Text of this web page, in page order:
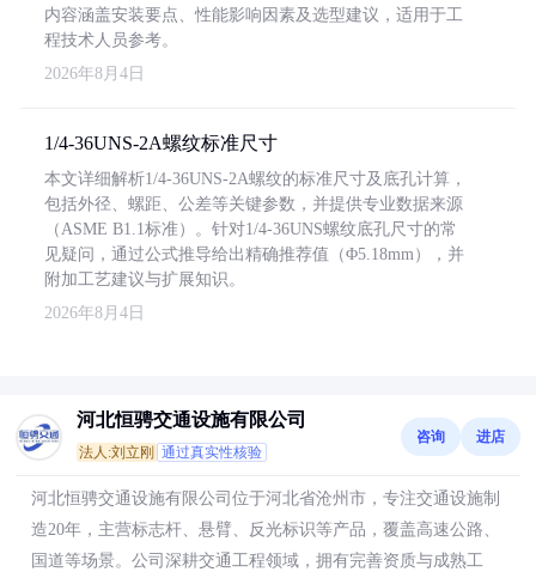
内容涵盖安装要点、性能影响因素及选型建议，适用于工
程技术人员参考。
2026年8月4日
1/4-36UNS-2A螺纹标准尺寸
本文详细解析1/4-36UNS-2A螺纹的标准尺寸及底孔计算，
包括外径、螺距、公差等关键参数，并提供专业数据来源
（ASME B1.1标准）。针对1/4-36UNS螺纹底孔尺寸的常
见疑问，通过公式推导给出精确推荐值（Φ5.18mm），并
附加工艺建议与扩展知识。
2026年8月4日
河北恒骋交通设施有限公司
法人:刘立刚 通过真实性核验
咨询 进店
河北恒骋交通设施有限公司位于河北省沧州市，专注交通设施制
造20年，主营标志杆、悬臂、反光标识等产品，覆盖高速公路、
国道等场景。公司深耕交通工程领域，拥有完善资质与成熟工